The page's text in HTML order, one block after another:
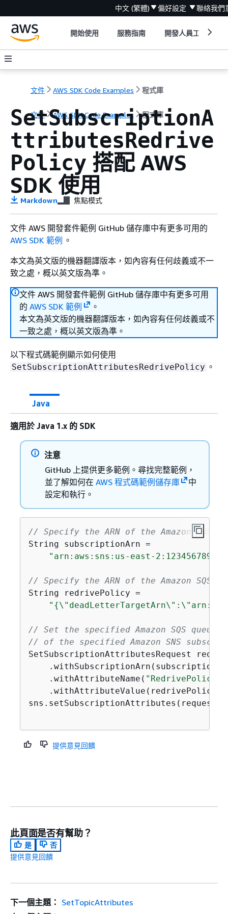
中文 (繁體) 偏好設定 聯絡我們
開始使用 服務指南 開發人員工具
文件 AWS SDK Code Examples 程式庫
文件 AWS SDK Code Examples 程式庫
SetSubscriptionA
ttributesRedrive
Policy 搭配 AWS
SDK 使用
Markdown 焦點模式
文件 AWS 開發套件範例 GitHub 儲存庫中有更多可用的
AWS SDK 範例 。
本文為英文版的機器翻譯版本，如內容有任何歧義或不一
致之處，概以英文版為準。
文件 AWS 開發套件範例 GitHub 儲存庫中有更多可用
的 AWS SDK 範例
。
本文為英文版的機器翻譯版本，如內容有任何歧義或不
一致之處，概以英文版為準。
以下程式碼範例顯示如何使用
SetSubscriptionAttributesRedrivePolicy 。
Java
適用於 Java 1.x 的 SDK
注意
GitHub 上提供更多範例。尋找完整範例，
並了解如何在 AWS 程式碼範例儲存庫
中
設定和執行。
// Specify the ARN of the Amazon SNS
String subscriptionArn =
"arn:aws:sns:us-east-
// Specify the ARN of the Amazon SQS
String redrivePolicy =
" {
// Set the specified Amazon SQS queue
// of the specified Amazon SNS
SetSubscriptionAttributesRequest
    .withAttributeName(
"RedrivePolicy"
    .withAttributeValue(redrivePolicy);
sns.setSubscriptionAttributes(request);
提供意見回饋
此頁面是否有幫助？
是
否
提供意見回饋
下一個主題： SetTopicAttributes